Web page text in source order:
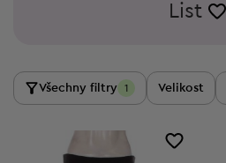
List
Všechny filtry 1 Velikost